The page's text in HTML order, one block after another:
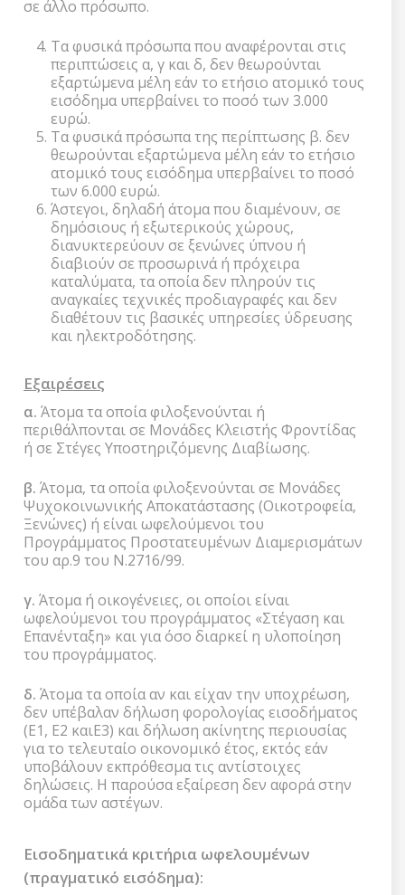
σε άλλο πρόσωπο.
Τα φυσικά πρόσωπα που αναφέρονται στις
περιπτώσεις α, γ και δ, δεν θεωρούνται
εξαρτώμενα μέλη εάν το ετήσιο ατομικό τους
εισόδημα υπερβαίνει το ποσό των 3.000
ευρώ.
Τα φυσικά πρόσωπα της περίπτωσης β. δεν
θεωρούνται εξαρτώμενα μέλη εάν το ετήσιο
ατομικό τους εισόδημα υπερβαίνει το ποσό
των 6.000 ευρώ.
Άστεγοι, δηλαδή άτομα που διαμένουν, σε
δημόσιους ή εξωτερικούς χώρους,
διανυκτερεύουν σε ξενώνες ύπνου ή
διαβιούν σε προσωρινά ή πρόχειρα
καταλύματα, τα οποία δεν πληρούν τις
αναγκαίες τεχνικές προδιαγραφές και δεν
διαθέτουν τις βασικές υπηρεσίες ύδρευσης
και ηλεκτροδότησης.
Εξαιρέσεις
α. Άτομα τα οποία φιλοξενούνται ή
περιθάλπονται σε Μονάδες Κλειστής Φροντίδας
ή σε Στέγες Υποστηριζόμενης Διαβίωσης.
β. Άτομα, τα οποία φιλοξενούνται σε Μονάδες
Ψυχοκοινωνικής Αποκατάστασης (Οικοτροφεία,
Ξενώνες) ή είναι ωφελούμενοι του
Προγράμματος Προστατευμένων Διαμερισμάτων
του αρ.9 του Ν.2716/99.
γ. Άτομα ή οικογένειες, οι οποίοι είναι
ωφελούμενοι του προγράμματος «Στέγαση και
Επανένταξη» και για όσο διαρκεί η υλοποίηση
του προγράμματος.
δ. Άτομα τα οποία αν και είχαν την υποχρέωση,
δεν υπέβαλαν δήλωση φορολογίας εισοδήματος
(Ε1, Ε2 καιΕ3) και δήλωση ακίνητης περιουσίας
για το τελευταίο οικονομικό έτος, εκτός εάν
υποβάλουν εκπρόθεσμα τις αντίστοιχες
δηλώσεις. Η παρούσα εξαίρεση δεν αφορά στην
ομάδα των αστέγων.
Εισοδηματικά κριτήρια ωφελουμένων
(πραγματικό εισόδημα):